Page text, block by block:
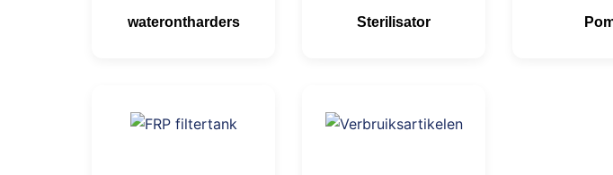
waterontharders Sterilisator